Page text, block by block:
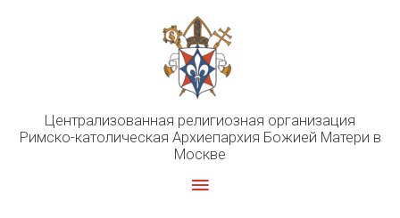
Централизованная религиозная организация
Римско-католическая Архиепархия Божией Матери в
Москве
Главное